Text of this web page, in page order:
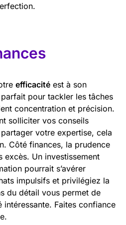
efficacité est à son
pour tackler les tâches
concentration et précision.
solliciter vos conseils
votre expertise, cela
Côté finances, la prudence
excès. Un investissement
pourrait s’avérer
impulsifs et privilégiez la
du détail vous permet de
Faites confiance